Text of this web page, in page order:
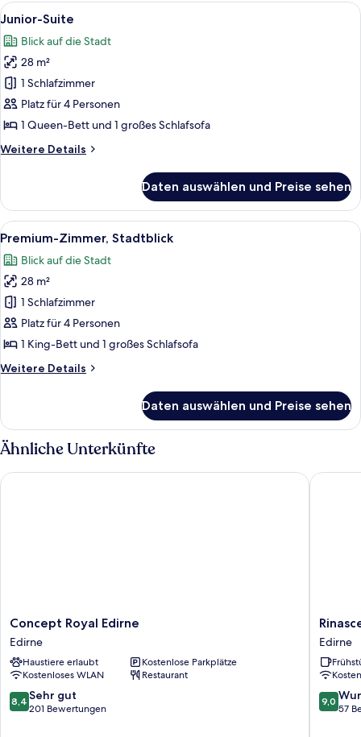
Schlafzimmer
Alle
Fotos
für
Junior-
Suite
anzeigen
Ein Hotelzimmer mit einem Bett,
10
Junior-Suite
Blick auf die Stadt
28 m²
1 Schlafzimmer
Platz für 4 Personen
1 Queen-Bett und 1 großes Schlafsofa
Weitere Details
Weitere
Suite
Daten auswählen und Preise sehen
Alle
Fotos
für
Premium-
Zimmer,
Stadtblick
anzeigen
Ein Hotelzimmer mit einem großen
6
Premium-Zimmer, Stadtblick
Blick auf die Stadt
28 m²
1 Schlafzimmer
Platz für 4 Personen
1 King-Bett und 1 großes Schlafsofa
Weitere Details
Weitere
Zimmer,
Stadtblick
Daten auswählen und Preise sehen
Ähnliche Unterkünfte
Concept
Royal
Edirne
Edirne
Concept Royal Edirne
Edirne
Haustiere erlaubt
Kostenlose Parkplätze
Kostenloses WLAN
Restaurant
8.4
von
8,4 Sehr gut
201 Bewertungen
Concept Royal Edirne
Edirne
Edirne
9.0
von
9,0
57